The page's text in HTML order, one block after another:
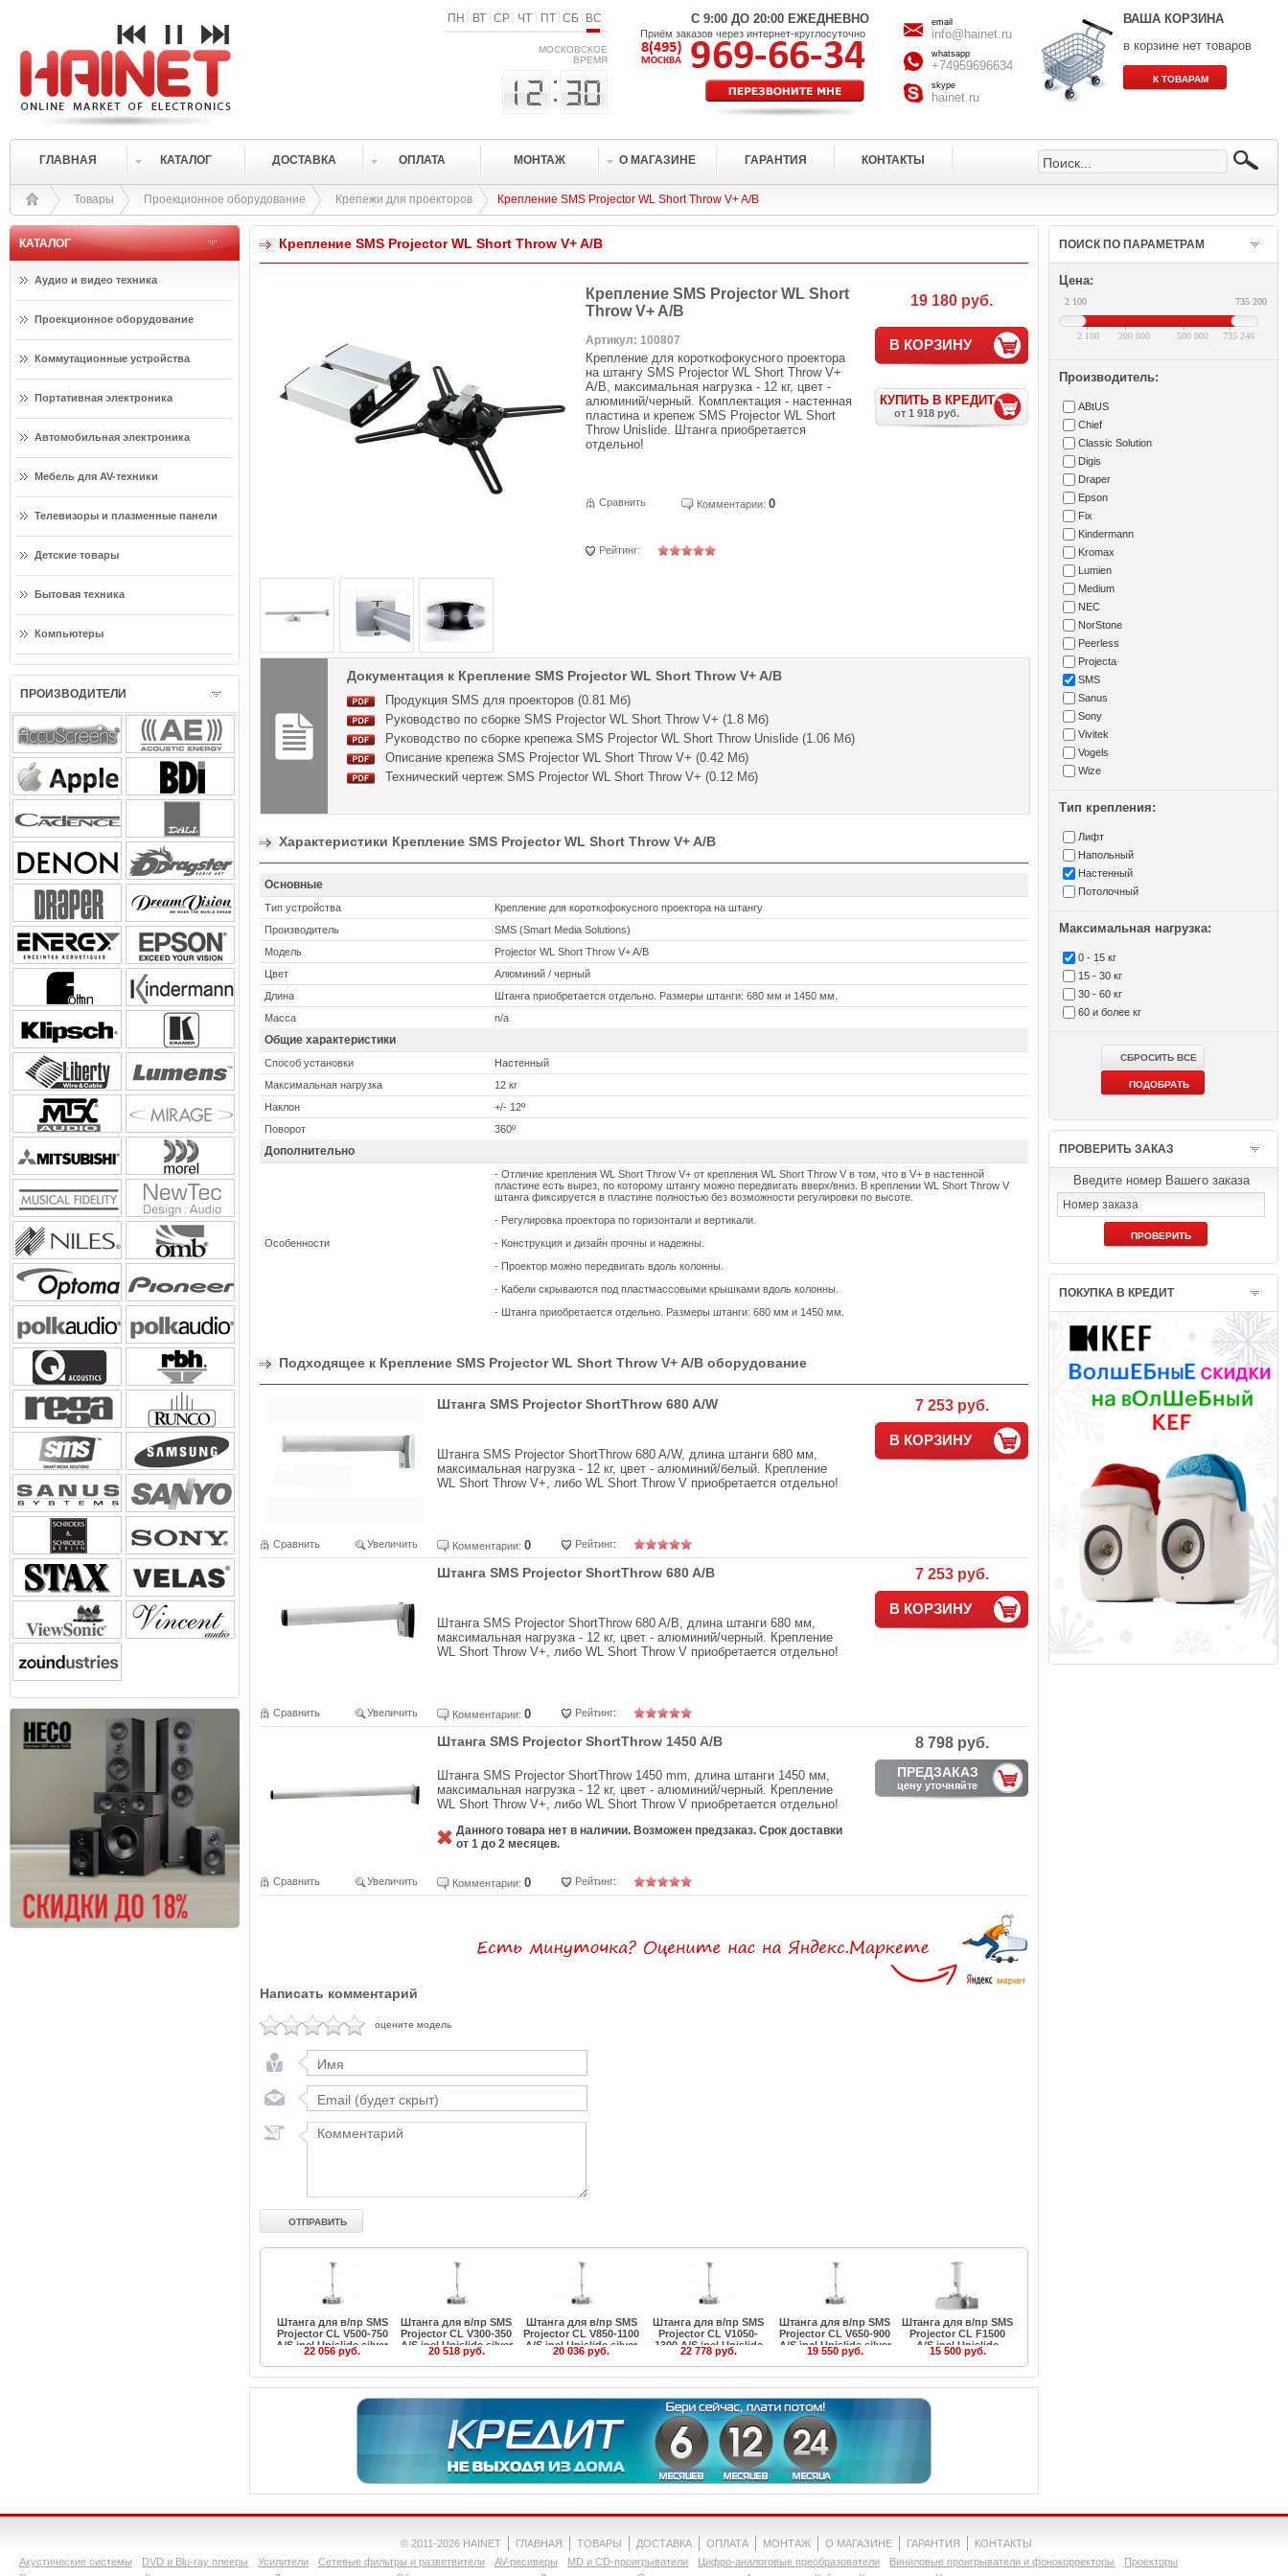
ПН ВТ СР ЧТ ПТ СБ ВС
МОСКОВСКОЕ
ВРЕМЯ
С 9:00 ДО 20:00 ЕЖЕДНЕВНО
Приём заказов через интернет-круглосуточно
email
info@hainet.ru
whatsapp
+74959696634
skype
hainet.ru
ВАША КОРЗИНА
в корзине нет товаров
ГЛАВНАЯ КАТАЛОГ ДОСТАВКА ОПЛАТА МОНТАЖ О МАГАЗИНЕ ГАРАНТИЯ КОНТАКТЫ
Товары Проекционное оборудование Крепежи для проекторов Крепление SMS Projector WL Short Throw V+ A/B
КАТАЛОГ
Аудио и видео техника
Проекционное оборудование
Коммутационные устройства
Портативная электроника
Автомобильная электроника
Мебель для AV-техники
Телевизоры и плазменные панели
Детские товары
Бытовая техника
Компьютеры
ПРОИЗВОДИТЕЛИ
Крепление SMS Projector WL Short Throw V+ A/B
Крепление SMS Projector WL Short
Throw V+ A/B
Артикул: 100807
Крепление для короткофокусного проектора
на штангу SMS Projector WL Short Throw V+
A/B, максимальная нагрузка - 12 кг, цвет -
алюминий/черный. Комплектация - настенная
пластина и крепеж SMS Projector WL Short
Throw Unislide. Штанга приобретается
отдельно!
Сравнить Комментарии: 0
Рейтинг:
19 180 руб.
В КОРЗИНУ
КУПИТЬ В КРЕДИТ
от 1 918 руб.
Документация к Крепление SMS Projector WL Short Throw V+ A/B
Продукция SMS для проекторов (0.81 Мб)
Руководство по сборке SMS Projector WL Short Throw V+ (1.8 Мб)
Руководство по сборке крепежа SMS Projector WL Short Throw Unislide (1.06 Мб)
Описание крепежа SMS Projector WL Short Throw V+ (0.42 Мб)
Технический чертеж SMS Projector WL Short Throw V+ (0.12 Мб)
Характеристики Крепление SMS Projector WL Short Throw V+ A/B
Основные
Тип устройства
Крепление для короткофокусного проектора на штангу
Производитель
SMS (Smart Media Solutions)
Модель
Projector WL Short Throw V+ A/B
Цвет
Алюминий / черный
Длина
Штанга приобретается отдельно. Размеры штанги: 680 мм и 1450 мм.
Масса
n/a
Общие характеристики
Способ установки
Настенный
Максимальная нагрузка
12 кг
Наклон
+/- 12º
Поворот
360º
Дополнительно
Особенности
- Отличие крепления WL Short Throw V+ от крепления WL Short Throw V в том, что в V+ в настенной
пластине есть вырез, по которому штангу можно передвигать вверх/вниз. В креплении WL Short Throw V
штанга фиксируется в пластине полностью без возможности регулировки по высоте.
- Регулировка проектора по горизонтали и вертикали.
- Конструкция и дизайн прочны и надежны.
- Проектор можно передвигать вдоль колонны.
- Кабели скрываются под пластмассовыми крышками вдоль колонны.
- Штанга приобретается отдельно. Размеры штанги: 680 мм и 1450 мм.
Подходящее к Крепление SMS Projector WL Short Throw V+ A/B оборудование
Штанга SMS Projector ShortThrow 680 A/W 7 253 руб.
В КОРЗИНУ
Штанга SMS Projector ShortThrow 680 A/W, длина штанги 680 мм,
максимальная нагрузка - 12 кг, цвет - алюминий/белый. Крепление
WL Short Throw V+, либо WL Short Throw V приобретается отдельно!
Сравнить Увеличить Комментарии: 0 Рейтинг:
Штанга SMS Projector ShortThrow 680 A/B 7 253 руб.
В КОРЗИНУ
Штанга SMS Projector ShortThrow 680 A/B, длина штанги 680 мм,
максимальная нагрузка - 12 кг, цвет - алюминий/черный. Крепление
WL Short Throw V+, либо WL Short Throw V приобретается отдельно!
Сравнить Увеличить Комментарии: 0 Рейтинг:
Штанга SMS Projector ShortThrow 1450 A/B 8 798 руб.
ПРЕДЗАКАЗ
цену уточняйте
Штанга SMS Projector ShortThrow 1450 mm, длина штанги 1450 мм,
максимальная нагрузка - 12 кг, цвет - алюминий/черный. Крепление
WL Short Throw V+, либо WL Short Throw V приобретается отдельно!
Данного товара нет в наличии. Возможен предзаказ. Срок доставки
от 1 до 2 месяцев.
Сравнить Увеличить Комментарии: 0 Рейтинг:
Написать комментарий
оцените модель
Штанга для в/пр SMS
Projector CL V500-750
A/S incl Unislide silver
22 056 руб.
Штанга для в/пр SMS
Projector CL V300-350
A/S incl Unislide silver
20 518 руб.
Штанга для в/пр SMS
Projector CL V850-1100
A/S incl Unislide silver
20 036 руб.
Штанга для в/пр SMS
Projector CL V1050-
1300 A/S incl Unislide
silver
22 778 руб.
Штанга для в/пр SMS
Projector CL V650-900
A/S incl Unislide silver
19 550 руб.
Штанга для в/пр SMS
Projector CL F1500
A/S incl Unislide
silver
15 500 руб.
ПОИСК ПО ПАРАМЕТРАМ
Цена:
2 100 735 200
2 100 735 246
200 000 500 000
Производитель:
ABtUS
Chief
Classic Solution
Digis
Draper
Epson
Fix
Kindermann
Kromax
Lumien
Medium
NEC
NorStone
Peerless
Projecta
SMS
Sanus
Sony
Vivitek
Vogels
Wize
Тип крепления:
Лифт
Напольный
Настенный
Потолочный
Максимальная нагрузка:
0 - 15 кг
15 - 30 кг
30 - 60 кг
60 и более кг
ПРОВЕРИТЬ ЗАКАЗ
Введите номер Вашего заказа
ПОКУПКА В КРЕДИТ
© 2011-2026 HAINET ГЛАВНАЯ ТОВАРЫ ДОСТАВКА ОПЛАТА МОНТАЖ О МАГАЗИНЕ ГАРАНТИЯ
КОНТАКТЫ
Акустические системы
DVD и Blu-ray плееры Усилители Сетевые фильтры и разветвители AV-ресиверы MD и CD-проигрыватели Цифро-аналоговые преобразователи Виниловые проигрыватели и фонокорректоры
Проекторы